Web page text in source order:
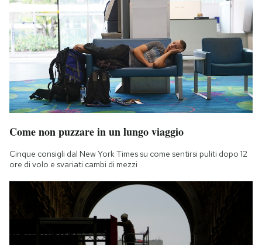
Come non puzzare in un lungo viaggio
Cinque consigli dal New York Times su come sentirsi puliti dopo 12
ore di volo e svariati cambi di mezzi